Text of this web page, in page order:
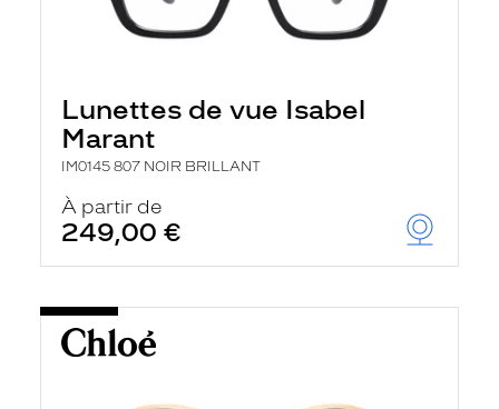
Lunettes de vue Isabel
Marant
IM0145 807 NOIR BRILLANT
À partir de
249,00 €